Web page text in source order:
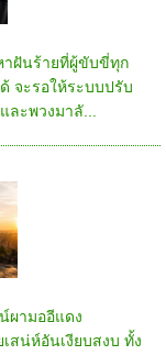
าฝันร้ายที่ผู้ขับขี่ทุก
จะรอให้ระบบปรับ
ละพวงมาลั...
ผามออีแดง
สน่ห์อันเงียบสงบ ทั้ง